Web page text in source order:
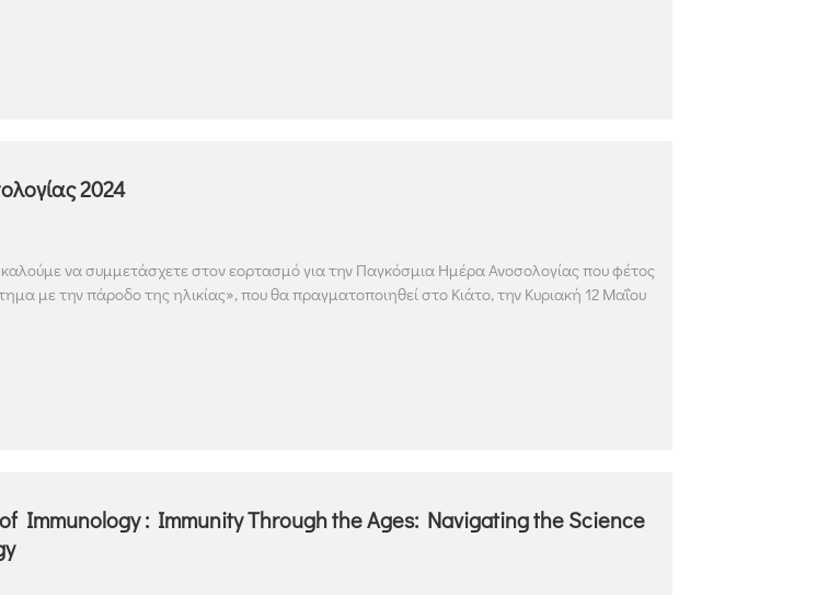
2024
να συμμετάσχετε στον εορτασμό για την Παγκόσμια Ημέρα Ανοσολογίας που φέτος
με την πάροδο της ηλικίας», που θα πραγματοποιηθεί στο Κιάτο, την Κυριακή 12 Μαΐου
Immunology : Immunity Through the Ages: Navigating the Science